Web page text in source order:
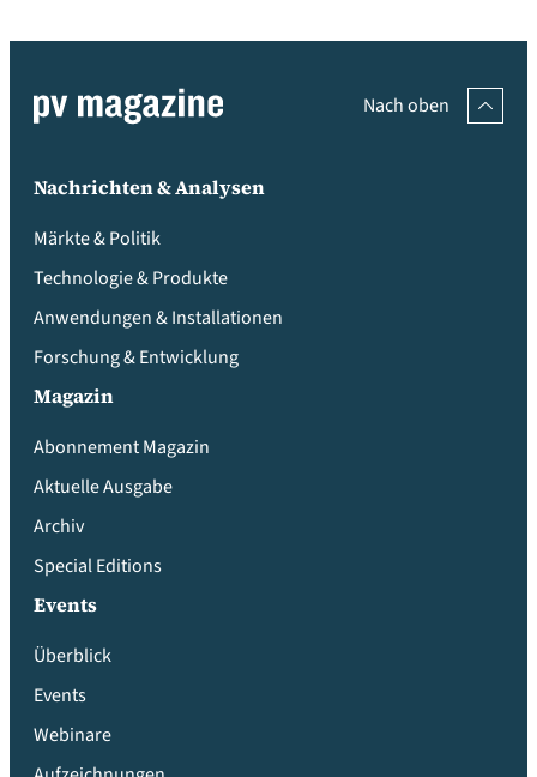
Nach oben
Nachrichten & Analysen
Märkte & Politik
Technologie & Produkte
Anwendungen & Installationen
Forschung & Entwicklung
Magazin
Abonnement Magazin
Aktuelle Ausgabe
Archiv
Special Editions
Events
Überblick
Events
Webinare